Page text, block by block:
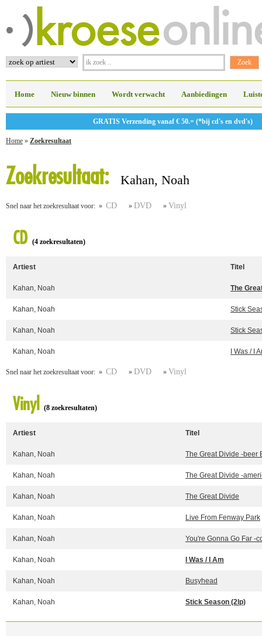
Home Nieuw binnen Wordt verwacht Aanbiedingen
GRATIS Verzending vanaf € 50.= (*bij cd's en dvd's)
Home » Zoekresultaat
Zoekresultaat: Kahan, Noah
Snel naar het zoekresultaat voor: » CD » DVD » Vinyl
CD (4 zoekresultaten)
Artiest Titel
Kahan, Noah The
Kahan, Noah Stick
Kahan, Noah Stick
Kahan, Noah I Was / I
Snel naar het zoekresultaat voor: » CD » DVD » Vinyl
Vinyl (8 zoekresultaten)
Artiest Titel
Kahan, Noah The Great Divide -beer
Kahan, Noah The Great Divide -
Kahan, Noah The Great Divide
Kahan, Noah Live From Fenway Park
Kahan, Noah You're Gonna Go Far -
Kahan, Noah I Was / I Am
Kahan, Noah Busyhead
Kahan, Noah Stick Season (2lp)